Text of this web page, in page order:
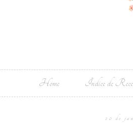
Home Índice de
20 de